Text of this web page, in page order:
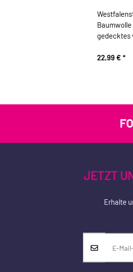
gedecktes
22,99 € *
JETZT
Erhalte